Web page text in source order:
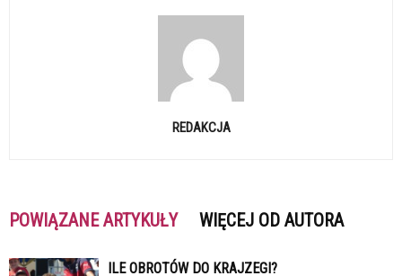
REDAKCJA
POWIĄZANE ARTYKUŁY WIĘCEJ OD AUTORA
ILE OBROTÓW DO KRAJZEGI?